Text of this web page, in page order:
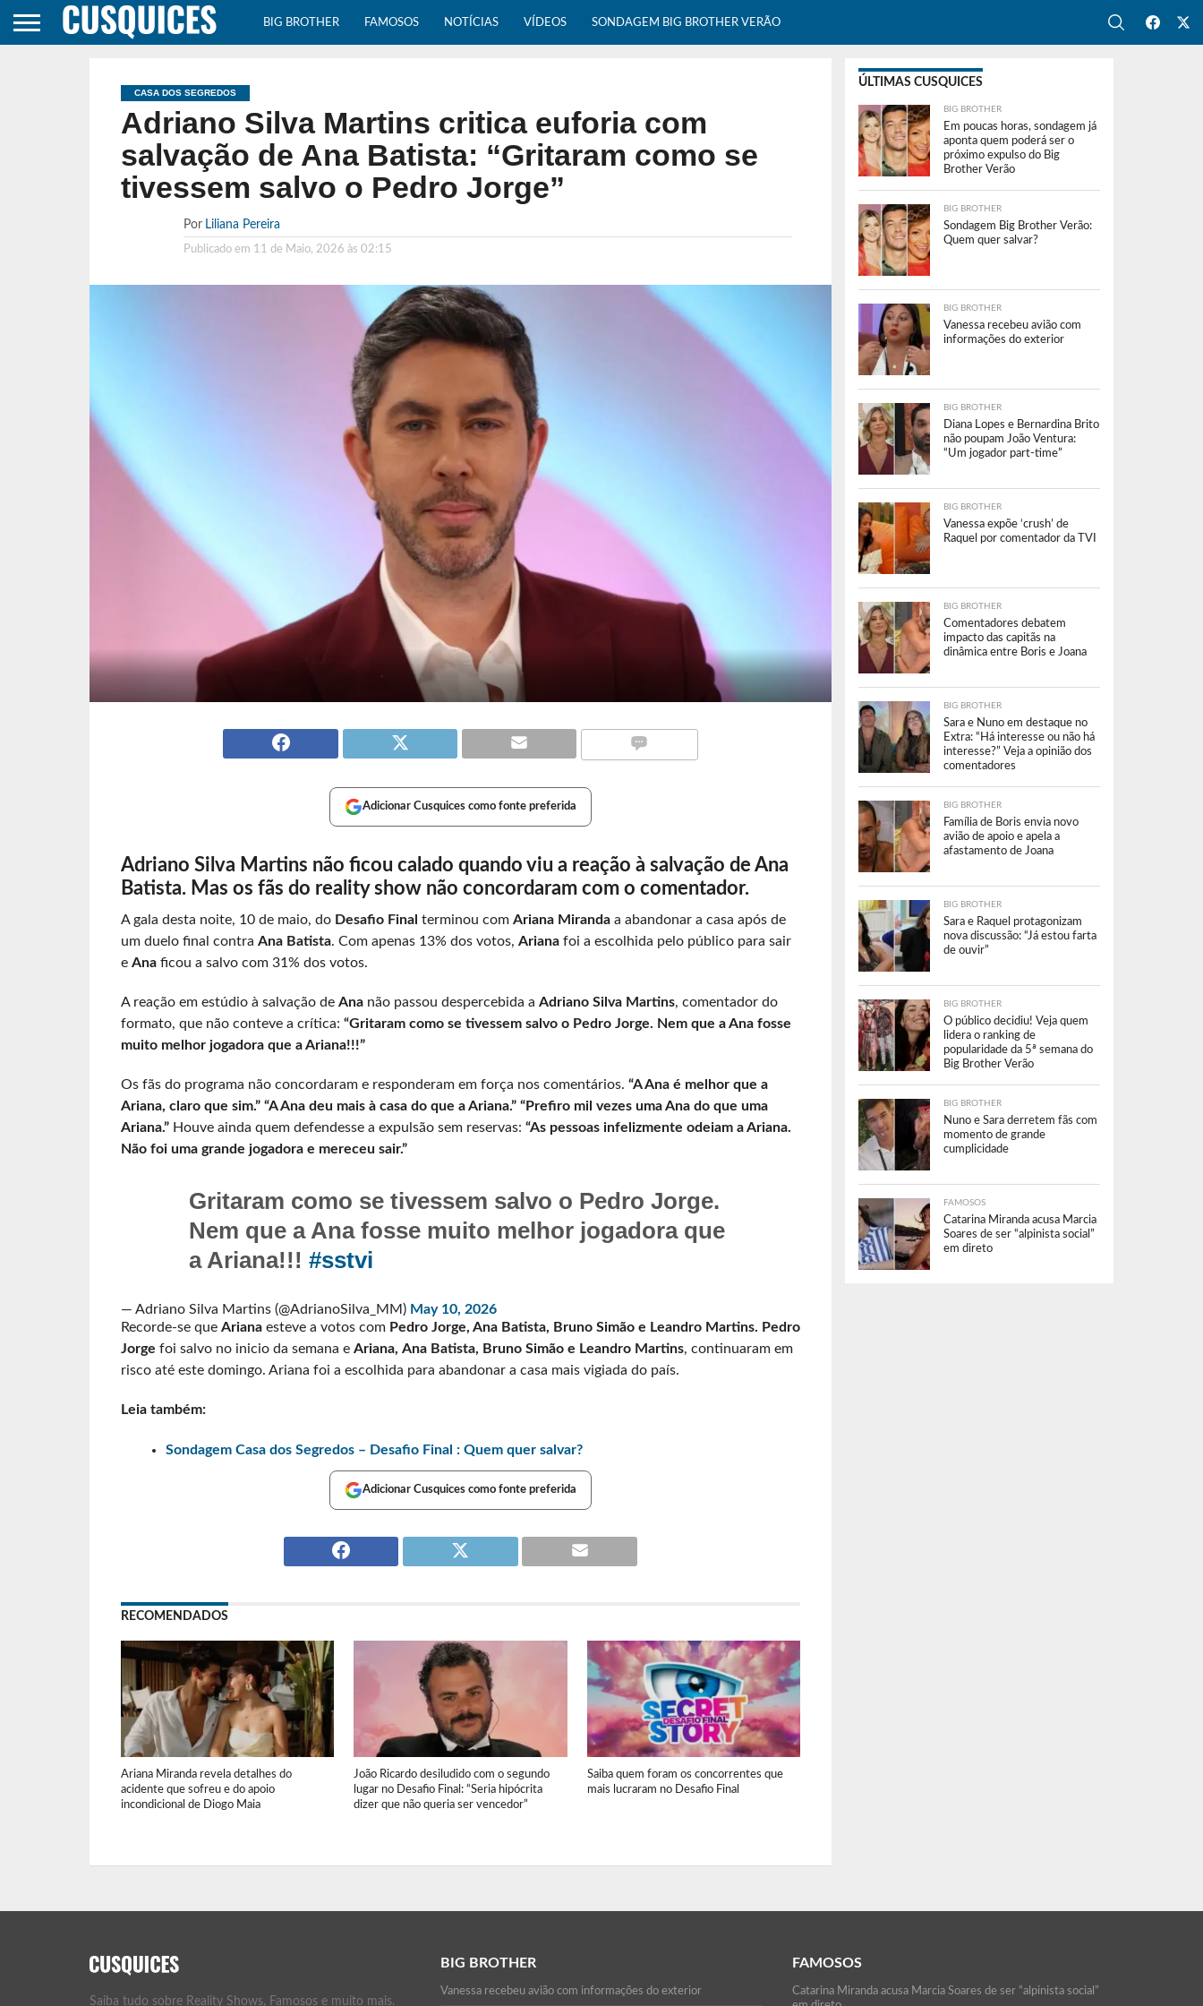
BIG BROTHER FAMOSOS NOTÍCIAS VÍDEOS SONDAGEM BIG BROTHER VERÃO
CASA DOS SEGREDOS
Adriano Silva Martins critica euforia com
salvação de Ana Batista: “Gritaram como se
tivessem salvo o Pedro Jorge”
Por Liliana Pereira
Publicado em 11 de Maio, 2026 às 02:15
Adicionar Cusquices como fonte preferida
Adriano Silva Martins não ficou calado quando viu a reação à salvação de Ana
Batista. Mas os fãs do reality show não concordaram com o comentador.
A gala desta noite, 10 de maio, do Desafio Final terminou com Ariana Mirandaa abandonar a casa após de
um duelo final contra Ana Batista. Com apenas 13% dos votos, Arianafoi a escolhida pelo público para sair
e Anaficou a salvo com 31% dos votos.
A reação em estúdio à salvação de Ananão passou despercebida a Adriano Silva Martins, comentador do
formato, que não conteve a crítica: “Gritaram como se tivessem salvo o Pedro Jorge. Nem que a Ana fosse
muito melhor jogadora que a Ariana!!!”
Os fãs do programa não concordaram e responderam em força nos comentários. “A Ana é melhor que a
Ariana, claro que sim.” “A Ana deu mais à casa do que a Ariana.” “Prefiro mil vezes uma Ana do que uma
Ariana.”Houve ainda quem defendesse a expulsão sem reservas: “As pessoas infelizmente odeiam a Ariana.
Não foi uma grande jogadora e mereceu sair.”
Gritaram como se tivessem salvo o Pedro Jorge.
Nem que a Ana fosse muito melhor jogadora que
a Ariana!!! #sstvi
— Adriano Silva Martins (@AdrianoSilva_MM) May 10, 2026
Recorde-se que Ariana esteve a votos com Pedro Jorge, Ana Batista, Bruno Simão e Leandro Martins. Pedro
Jorge foi salvo no inicio da semana e Ariana, Ana Batista, Bruno Simão e Leandro Martins, continuaram em
risco até este domingo. Ariana foi a escolhida para abandonar a casa mais vigiada do país.
Leia também:
Sondagem Casa dos Segredos – Desafio Final : Quem quer salvar?
Adicionar Cusquices como fonte preferida
RECOMENDADOS
Ariana Miranda revela detalhes do
acidente que sofreu e do apoio
incondicional de Diogo Maia
João Ricardo desiludido com o segundo
lugar no Desafio Final: “Seria hipócrita
dizer que não queria ser vencedor”
Saiba quem foram os concorrentes que
mais lucraram no Desafio Final
ÚLTIMAS CUSQUICES
BIG BROTHER
Em poucas horas, sondagem já
aponta quem poderá ser o
próximo expulso do Big
Brother Verão
BIG BROTHER
Sondagem Big Brother Verão:
Quem quer salvar?
BIG BROTHER
Vanessa recebeu avião com
informações do exterior
BIG BROTHER
Diana Lopes e Bernardina Brito
não poupam João Ventura:
“Um jogador part-time”
BIG BROTHER
Vanessa expõe ‘crush’ de
Raquel por comentador da TVI
BIG BROTHER
Comentadores debatem
impacto das capitãs na
dinâmica entre Boris e Joana
BIG BROTHER
Sara e Nuno em destaque no
Extra: “Há interesse ou não há
interesse?” Veja a opinião dos
comentadores
BIG BROTHER
Família de Boris envia novo
avião de apoio e apela a
afastamento de Joana
BIG BROTHER
Sara e Raquel protagonizam
nova discussão: “Já estou farta
de ouvir”
BIG BROTHER
O público decidiu! Veja quem
lidera o ranking de
popularidade da 5ª semana do
Big Brother Verão
BIG BROTHER
Nuno e Sara derretem fãs com
momento de grande
cumplicidade
FAMOSOS
Catarina Miranda acusa Marcia
Soares de ser “alpinista social”
em direto
Saiba tudo sobre Reality Shows, Famosos e muito mais.
BIG BROTHER
Vanessa recebeu avião com informações do exterior
FAMOSOS
Catarina Miranda acusa Marcia Soares de ser “alpinista social”